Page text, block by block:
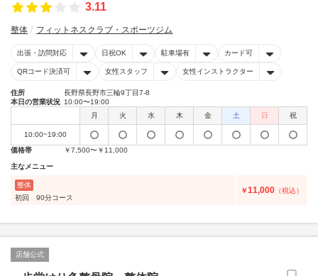
3.11
整体 フィットネスクラブ・スポーツジム
出張・訪問対応 日祝OK 駐車場有 カード可
QRコード決済可 女性スタッフ 女性インストラクター
住所
長野県長野市三輪9丁目7-8
本日の営業状況 10:00〜19:00
月
火 水 木 金 土 日 祝
10:00~19:00
価格帯
￥7,500〜￥11,000
主なメニュー
整体
初回 90分コース
￥11,000 （税込）
店舗公式